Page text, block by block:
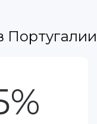
Португалии